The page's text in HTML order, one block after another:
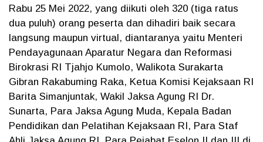
Rabu 25 Mei 2022, yang diikuti oleh 320 (tiga ratus
dua puluh) orang peserta dan dihadiri baik secara
langsung maupun virtual, diantaranya yaitu Menteri
Pendayagunaan Aparatur Negara dan Reformasi
Birokrasi RI Tjahjo Kumolo, Walikota Surakarta
Gibran Rakabuming Raka, Ketua Komisi Kejaksaan RI
Barita Simanjuntak, Wakil Jaksa Agung RI Dr.
Sunarta, Para Jaksa Agung Muda, Kepala Badan
Pendidikan dan Pelatihan Kejaksaan RI, Para Staf